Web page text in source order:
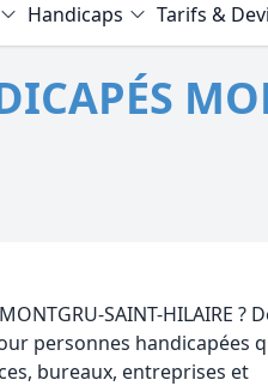
d’Habitabilité
immobilière valeur vénale
Handicaps Tarifs &
SAINT-HILAIRE ?
personnes handicapées
bureaux, entreprises et